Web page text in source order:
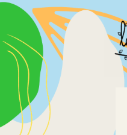
Aller
contenu